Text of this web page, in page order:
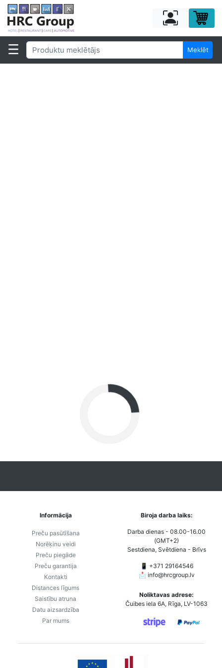
Meklēt
Informācija
Preču pasūtīšana
Norēķinu veidi
Preču piegāde
Preču garantija
Kontakti
Distances līgums
Saistību atruna
Datu aizsardzība
Par mums
Biroja darba laiks:
Darba dienas - 08.00-16.00
(GMT+2)
Sestdiena, Svētdiena - Brīvs
📱 +371 29164546
📩 info@hrcgroup.lv
Noliktavas adrese:
Čuibes iela 6A, Rīga, LV-1063